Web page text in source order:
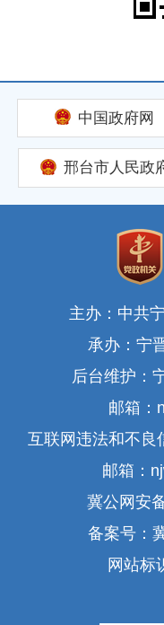
中国政府网
邢台市人民政
主办：中共
承办：宁
后台维护：
邮箱：
互联网违法和不良
邮箱：
冀公网安
备案号：
网站标